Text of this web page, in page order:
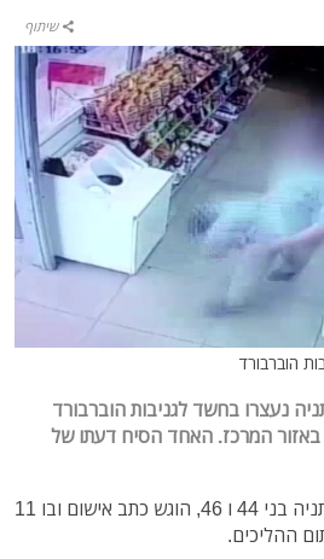
שיתוף
הוברבורד
נעצרו בחשד לגניבות הוברבורד
באזור המרכז. האחד הסיח דעתו של
כנגד שני חשודים, תושבי נתניה בני 44 ו 46, הוגש כתב אישום ובו 11
ההליכים.